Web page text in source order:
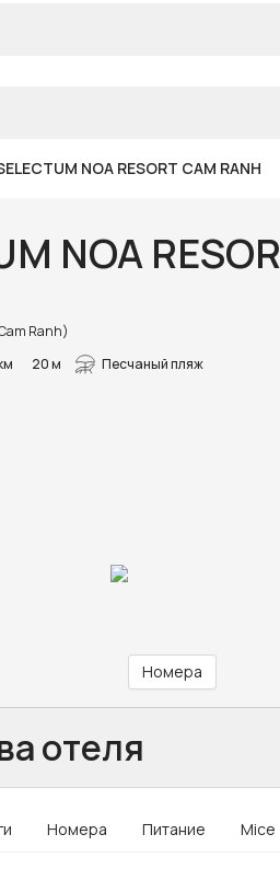
NOA RESORT CAM RANH
NOA
Ranh)
20 м Песчаный пляж
Номера
отеля
Номера Питание Mice